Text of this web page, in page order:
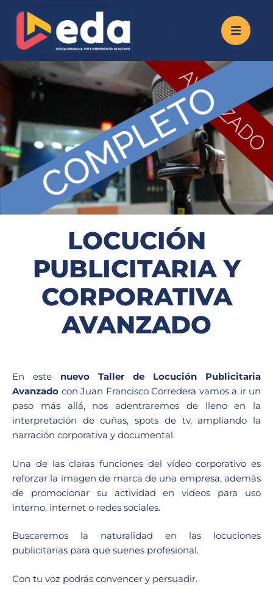
LOCUCIÓN
PUBLICITARIA Y
CORPORATIVA
AVANZADO
En este nuevo Taller de Locución Publicitaria
Avanzado con Juan Francisco Corredera vamos a ir un
paso más allá, nos adentraremos de lleno en la
interpretación de cuñas, spots de tv, ampliando la
narración corporativa y documental.
Una de las claras funciones del vídeo corporativo es
reforzar la imagen de marca de una empresa, además
de promocionar su actividad en videos para uso
interno, internet o redes sociales.
Buscaremos la naturalidad en las locuciones
publicitarias para que suenes profesional.
Con tu voz podrás convencer y persuadir.